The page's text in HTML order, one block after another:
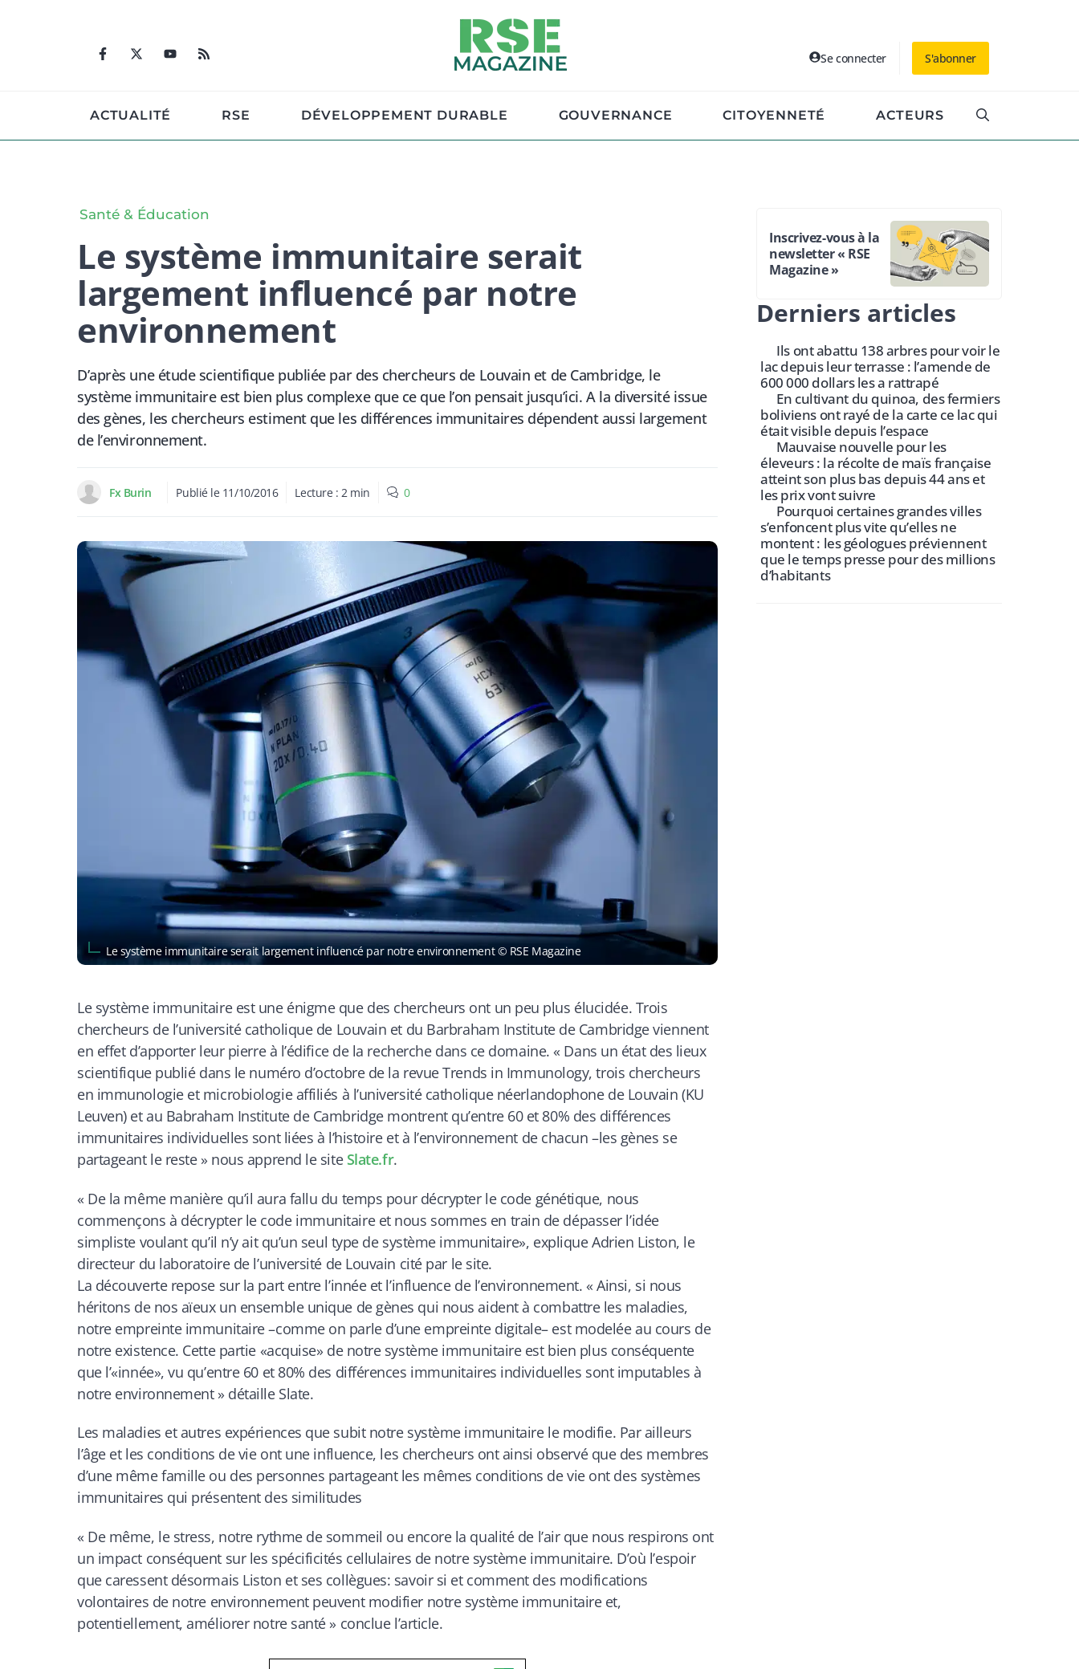
Se connecter S'abonner
ACTUALITÉ RSE DÉVELOPPEMENT DURABLE GOUVERNANCE CITOYENNETÉ ACTEURS
Santé & Éducation
Le système immunitaire serait
largement influencé par notre
environnement
D’après une étude scientifique publiée par des chercheurs de Louvain et de Cambridge, le
système immunitaire est bien plus complexe que ce que l’on pensait jusqu’ici. A la diversité issue
des gènes, les chercheurs estiment que les différences immunitaires dépendent aussi largement
de l’environnement.
Fx Burin Publié le 11/10/2016 Lecture : 2 min 0
Le système immunitaire serait largement influencé par notre environnement © RSE Magazine
Le système immunitaire est une énigme que des chercheurs ont un peu plus élucidée. Trois
chercheurs de l’université catholique de Louvain et du Barbraham Institute de Cambridge viennent
en effet d’apporter leur pierre à l’édifice de la recherche dans ce domaine. « Dans un état des lieux
scientifiquepublié dans le numéro d’octobre de la revue Trends in Immunology, trois chercheurs
en immunologie et microbiologie affiliés à l’université catholique néerlandophone de Louvain (KU
Leuven) et au Babraham Institute de Cambridge montrent qu’entre 60 et 80% des différences
immunitaires individuelles sont liées à l’histoire et à l’environnement de chacun –les gènes se
partageant le reste» nous apprend le site Slate.fr.
« De la même manière qu’il aura fallu du temps pour décrypter le code génétique, nous
commençons à décrypter le code immunitaire et nous sommes en train de dépasser l’idée
simpliste voulant qu’il n’y ait qu’un seul type de système immunitaire», explique Adrien Liston, le
directeur du laboratoire de l’université de Louvain cité par le site.
La découverte repose sur la part entre l’innée et l’influence de l’environnement. «Ainsi, si nous
héritons de nos aïeux un ensemble unique de gènes qui nous aident à combattre les maladies,
notre empreinte immunitaire –comme on parle d’une empreinte digitale– est modelée au cours de
notre existence. Cette partie «acquise» de notre système immunitaire est bien plus conséquente
que l’«innée», vu qu’entre 60 et 80% des différences immunitaires individuelles sont imputables à
notre environnement» détaille Slate.
Les maladies et autres expériences que subit notre système immunitaire le modifie. Par ailleurs
l’âge et les conditions de vie ont une influence, les chercheurs ont ainsi observé que des membres
d’une même famille ou des personnes partageant les mêmes conditions de vie ont des systèmes
immunitaires qui présentent des similitudes
« De même, le stress, notre rythme de sommeil ou encore la qualité de l’air que nous respirons ont
un impact conséquent sur les spécificités cellulaires de notre système immunitaire. D’où l’espoir
que caressent désormais Liston et ses collègues: savoir si et comment des modifications
volontaires de notre environnement peuvent modifier notre système immunitaire et,
potentiellement, améliorer notre santé» conclue l’article.
Inscrivez-vous à la
newsletter « RSE
Magazine »
Derniers articles
Ils ont abattu 138 arbres pour voir le
lac depuis leur terrasse : l’amende de
600 000 dollars les a rattrapé
En cultivant du quinoa, des fermiers
boliviens ont rayé de la carte ce lac qui
était visible depuis l’espace
Mauvaise nouvelle pour les
éleveurs : la récolte de maïs française
atteint son plus bas depuis 44 ans et
les prix vont suivre
Pourquoi certaines grandes villes
s’enfoncent plus vite qu’elles ne
montent : les géologues préviennent
que le temps presse pour des millions
d’habitants